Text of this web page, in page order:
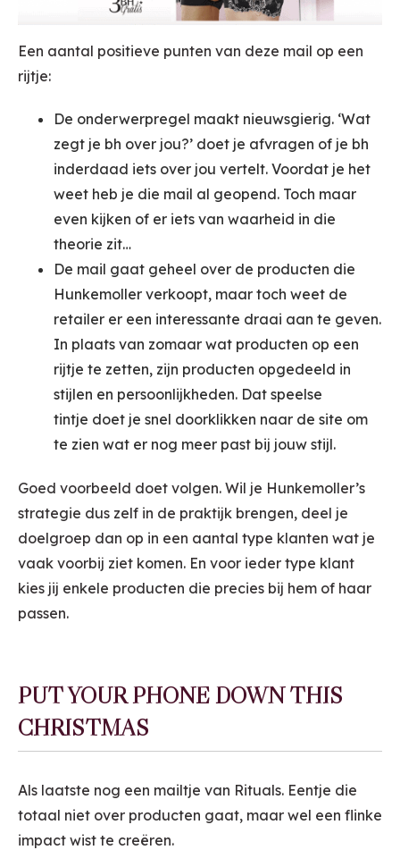
Een aantal positieve punten van deze mail op een
rijtje:
De onderwerpregel maakt nieuwsgierig. ‘Wat
zegt je bh over jou?’ doet je afvragen of je bh
inderdaad iets over jou vertelt. Voordat je het
weet heb je die mail al geopend. Toch maar
even kijken of er iets van waarheid in die
theorie zit…
De mail gaat geheel over de producten die
Hunkemoller verkoopt, maar toch weet de
retailer er een interessante draai aan te geven.
In plaats van zomaar wat producten op een
rijtje te zetten, zijn producten opgedeeld in
stijlen en persoonlijkheden. Dat speelse
tintje doet je snel doorklikken naar de site om
te zien wat er nog meer past bij jouw stijl.
Goed voorbeeld doet volgen. Wil je Hunkemoller’s
strategie dus zelf in de praktijk brengen, deel je
doelgroep dan op in een aantal type klanten wat je
vaak voorbij ziet komen. En voor ieder type klant
kies jij enkele producten die precies bij hem of haar
passen.
PUT YOUR PHONE DOWN THIS
CHRISTMAS
Als laatste nog een mailtje van Rituals. Eentje die
totaal niet over producten gaat, maar wel een flinke
impact wist te creëren.